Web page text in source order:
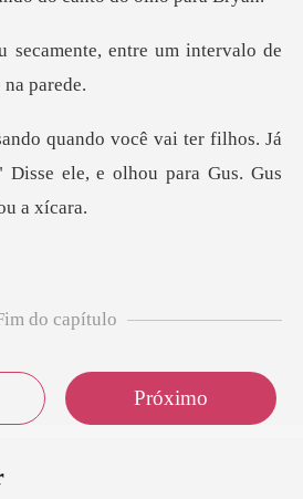
nte, entre um intervalo de
ilhos. Já
Disse ele, e olhou
do capítulo
Próximo